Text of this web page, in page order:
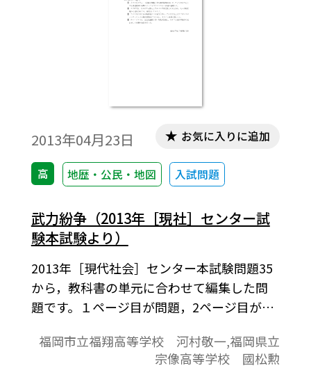
2013年04月23日
高 地歴・公民・地図 入試問題
お気に入りに追加
武力紛争（2013年［現社］センター試
験本試験より）
2013年［現代社会］センター本試験問題35
から，教科書の単元に合わせて編集した問
題です。１ページ目が問題，2ページ目が解
福岡市立福翔高等学校 河村敬一,福岡県立
宗像高等学校 國松勲